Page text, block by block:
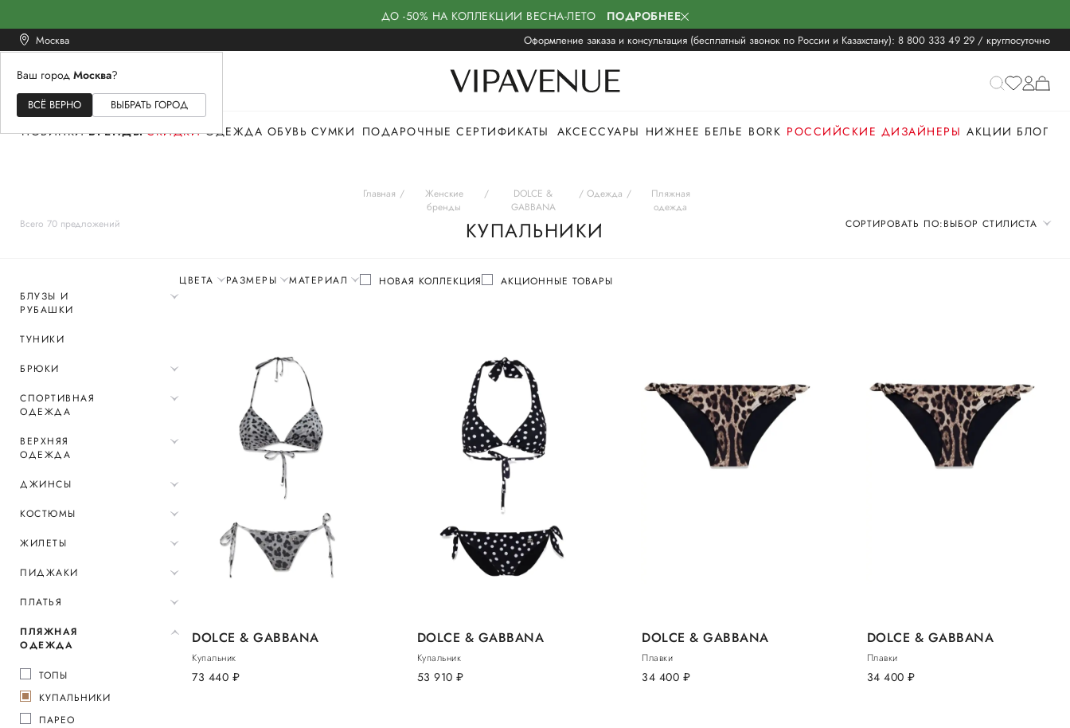
ДО -50% НА КОЛЛЕКЦИИ ВЕСНА-ЛЕТО ПОДРОБНЕЕ
Москва Оформление заказа и консультация (бесплатный звонок по России и Казахстану): 8 800 333 49 29 / круглосуточно
Ваш город Москва?
ВСЁ ВЕРНО ВЫБРАТЬ ГОРОД
ЖЕНСКОЕМУЖСКОЕ
НОВИНКИ БРЕНДЫ СКИДКИ ОДЕЖДА ОБУВЬ СУМКИ ПОДАРОЧНЫЕ СЕРТИФИКАТЫ АКСЕССУАРЫ НИЖНЕЕ БЕЛЬЕ BORK РОССИЙСКИЕ ДИЗАЙНЕРЫ АКЦИИ БЛОГ
Всего 70 предложений
Главная
Женские
бренды
DOLCE &
GABBANA
Одежда
Пляжная
одежда
КУПАЛЬНИКИ СОРТИРОВАТЬ ПО:ВЫБОР СТИЛИСТА
БЛУЗЫ И
РУБАШКИ
ТУНИКИ
БРЮКИ
СПОРТИВНАЯ
ОДЕЖДА
ВЕРХНЯЯ
ОДЕЖДА
ДЖИНСЫ
КОСТЮМЫ
ЖИЛЕТЫ
ПИДЖАКИ
ПЛАТЬЯ
ПЛЯЖНАЯ
ОДЕЖДА
ТОПЫ
КУПАЛЬНИКИ
ПАРЕО
ЦВЕТА РАЗМЕРЫ МАТЕРИАЛ НОВАЯ КОЛЛЕКЦИЯ АКЦИОННЫЕ ТОВАРЫ
DOLCE & GABBANA
Купальник
73 440 руб.
DOLCE & GABBANA
Купальник
53 910 руб.
DOLCE & GABBANA
Плавки
34 400 руб.
DOLCE & GABBANA
Плавки
34 400 руб.